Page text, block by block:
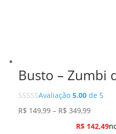
Busto – Zumbi
Avaliação5.00 de 5
R$ 149,99 – R$ 349,99Faixa
de
R$142,49